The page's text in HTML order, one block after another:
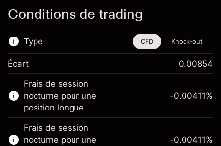
Conditions de trading
Type
Cet instrument financier est disponible pour
le trading via les CFD et les Knock-outs.
En savoir plus sur :
CFD
Knock-outs
CFD Knock-out
Écart 0.00854
Frais de session
nocturne pour une
position longue
-0.00411%
Frais de session
nocturne pour une
-0.00411%